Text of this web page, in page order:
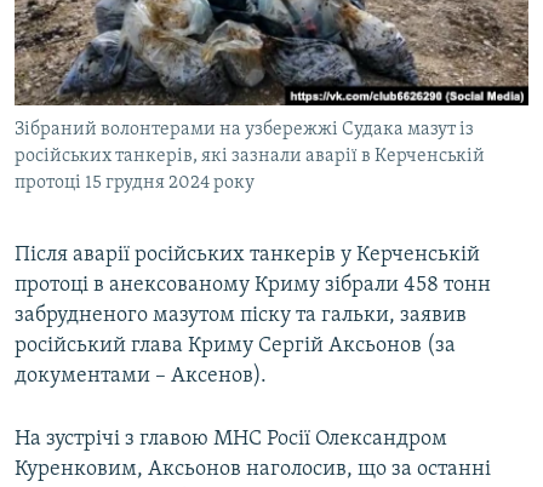
СВІДЧЕННЯ ОКУПАЦІЇ
УКРАЇНСЬКА ПРОБЛЕМА КРИМУ
ІНФОГРАФІКА
Qırımtatar
ДОЛУЧАЙСЯ!
Зібраний волонтерами на узбережжі Судака мазут із
російських танкерів, які зазнали аварії в Керченській
протоці 15 грудня 2024 року
Після аварії російських танкерів у Керченській
протоці в анексованому Криму зібрали 458 тонн
забрудненого мазутом піску та гальки, заявив
російський глава Криму Сергій Аксьонов (за
документами – Аксенов).
На зустрічі з главою МНС Росії Олександром
Куренковим, Аксьонов наголосив, що за останні